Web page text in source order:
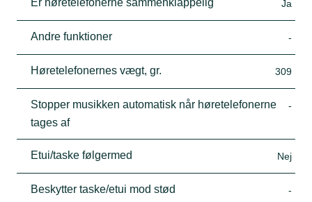
Er høretelefonerne sammenklappelig Ja
Andre funktioner -
Høretelefonernes vægt, gr. 309
Stopper musikken automatisk når høretelefonerne
tages af
-
Etui/taske følgermed Nej
Beskytter taske/etui mod stød -